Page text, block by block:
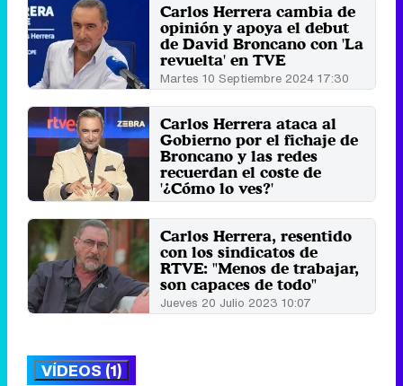
Carlos Herrera cambia de
opinión y apoya el debut
de David Broncano con 'La
revuelta' en TVE
Martes 10 Septiembre 2024 17:30
Carlos Herrera ataca al
Gobierno por el fichaje de
Broncano y las redes
recuerdan el coste de
'¿Cómo lo ves?'
Viernes 12 Abril 2024 18:53
Carlos Herrera, resentido
con los sindicatos de
RTVE: "Menos de trabajar,
son capaces de todo"
Jueves 20 Julio 2023 10:07
VÍDEOS (1)